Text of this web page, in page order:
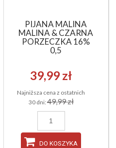
PIJANA MALINA
MALINA & CZARNA
PORZECZKA 16%
0,5
39,99 zł
Najniższa cena z ostatnich
30 dni:49,99 zł
DO KOSZYKA